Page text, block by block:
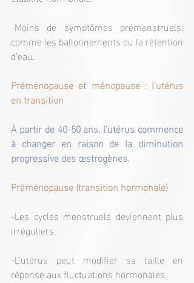
-Moins de symptômes prémenstruels,
comme les ballonnements ou la rétention
d’eau.
Préménopause et ménopause : l’utérus
en transition
À partir de 40-50 ans, l’utérus commence
à changer en raison de la diminution
progressive des œstrogènes.
Préménopause (transition hormonale)
-Les cycles menstruels deviennent plus
irréguliers.
-L’utérus peut modifier sa taille en
réponse aux fluctuations hormonales.